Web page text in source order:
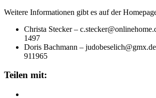
Weitere Informationen gibt es auf der
Christa Stecker –
1497
Doris Bachmann – judobeselich@gmx.de
911965
Teilen mit: